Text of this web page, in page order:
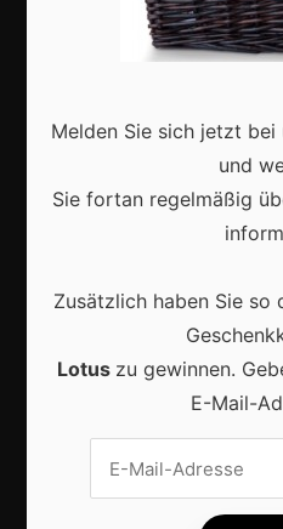
Webshops
Lokale
Schlüssel für mehr
Melden Sie sich jetzt
und
Sie fortan regelmäßig
Zusätzlich haben Sie so
Lotus zu gewinnen.
E-Mail-